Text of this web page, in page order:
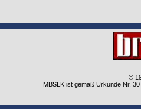
©
MBSLK ist gemäß Urkunde Nr.